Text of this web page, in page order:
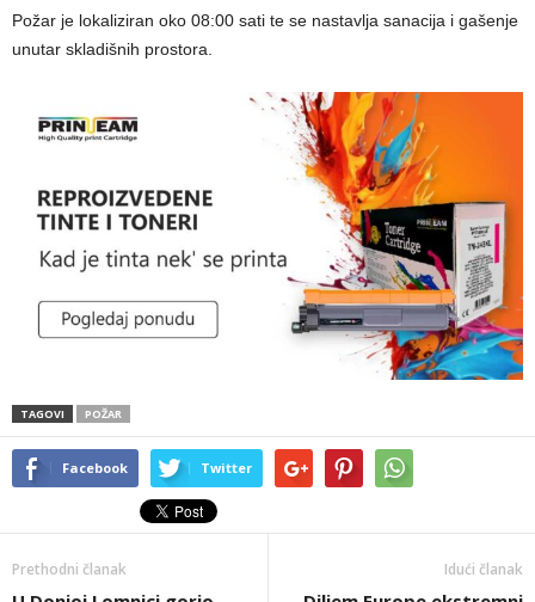
Požar je lokaliziran oko 08:00 sati te se nastavlja sanacija i gašenje
unutar skladišnih prostora.
TAGOVI POŽAR
Facebook Twitter
Prethodni članak Idući članak